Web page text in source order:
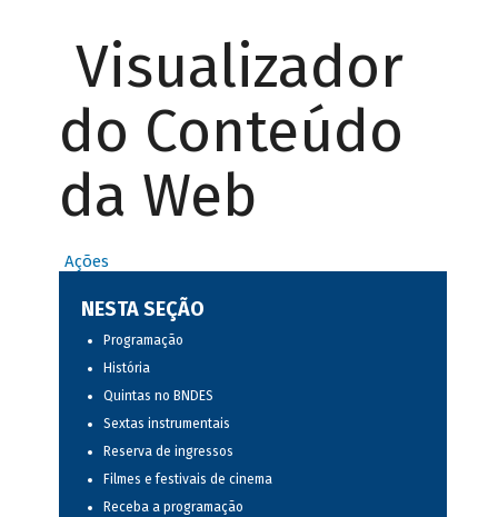
Visualizador
do Conteúdo
da Web
Ações
NESTA SEÇÃO
Programação
História
Quintas no BNDES
Sextas instrumentais
Reserva de ingressos
Filmes e festivais de cinema
Receba a programação